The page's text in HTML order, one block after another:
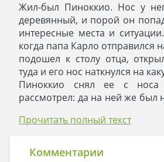
Жил-был Пиноккио. Нос у
деревянный, и порой он
интересные места и
когда папа Карло отправился
подошел к столу отца,
туда и его нос наткнулся на
Пиноккио снял ее с носа
рассмотрел: да на ней же был
двухэтажный, небольшой и
Пиноккио.
Прочитать полный текст
Комментарии